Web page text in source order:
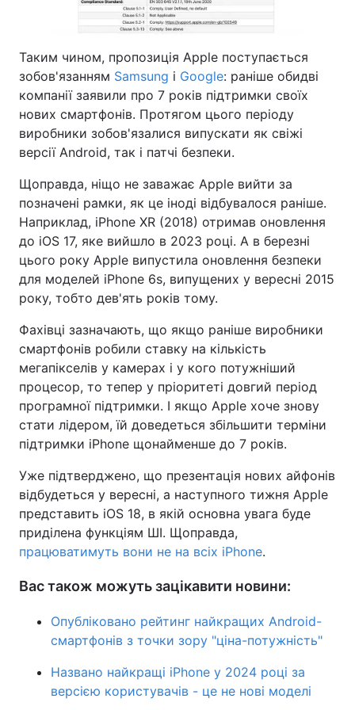
Тема оформлення
Таким чином, пропозиція Apple поступається
зобов'язанням Samsung і Google: раніше обидві
компанії заявили про 7 років підтримки своїх
нових смартфонів. Протягом цього періоду
виробники зобов'язалися випускати як свіжі
версії Android, так і патчі безпеки.
Щоправда, ніщо не заважає Apple вийти за
позначені рамки, як це іноді відбувалося раніше.
Наприклад, iPhone XR (2018) отримав оновлення
до iOS 17, яке вийшло в 2023 році. А в березні
цього року Apple випустила оновлення безпеки
для моделей iPhone 6s, випущених у вересні 2015
року, тобто дев'ять років тому.
Фахівці зазначають, що якщо раніше виробники
смартфонів робили ставку на кількість
мегапікселів у камерах і у кого потужніший
процесор, то тепер у пріоритеті довгий період
програмної підтримки. І якщо Apple хоче знову
стати лідером, їй доведеться збільшити терміни
підтримки iPhone щонайменше до 7 років.
Уже підтверджено, що презентація нових айфонів
відбудеться у вересні, а наступного тижня Apple
представить iOS 18, в якій основна увага буде
приділена функціям ШІ. Щоправда,
працюватимуть вони не на всіх iPhone.
Вас також можуть зацікавити новини:
Опубліковано рейтинг найкращих Android-
смартфонів з точки зору "ціна-потужність"
Названо найкращі iPhone у 2024 році за
версією користувачів - це не нові моделі